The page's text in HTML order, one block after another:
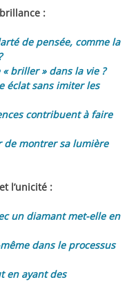
:
de pensée, comme la
briller » dans la vie ?
éclat sans imiter les
contribuent à faire
de montrer sa lumière
l’unicité :
un diamant met-elle en
dans le processus
en ayant des